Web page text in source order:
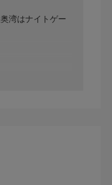
湾はナイトゲー